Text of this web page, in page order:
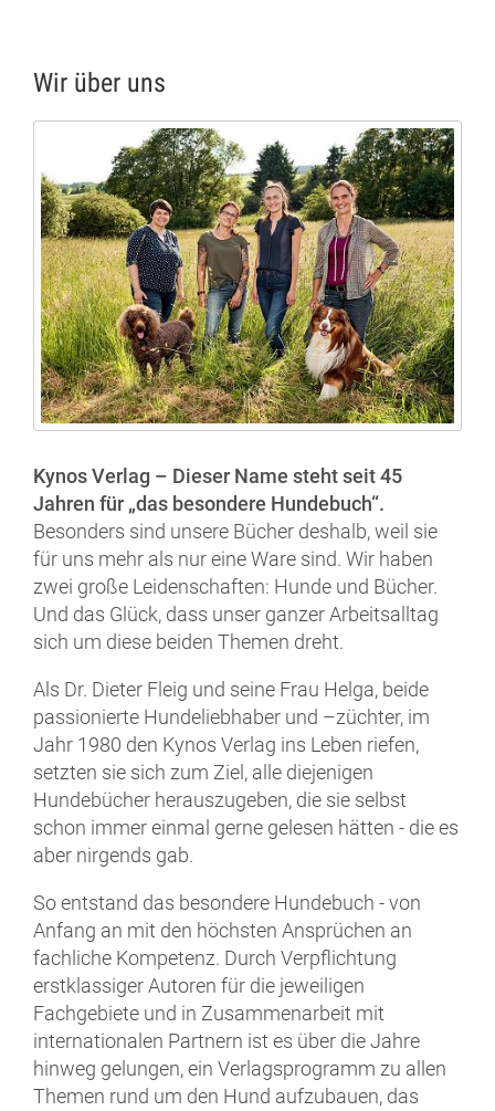
Wir über uns
Kynos Verlag – Dieser Name steht seit 45
Jahren für „das besondere Hundebuch“.
Besonders sind unsere Bücher deshalb, weil sie
für uns mehr als nur eine Ware sind. Wir haben
zwei große Leidenschaften: Hunde und Bücher.
Und das Glück, dass unser ganzer Arbeitsalltag
sich um diese beiden Themen dreht.
Als Dr. Dieter Fleig und seine Frau Helga, beide
passionierte Hundeliebhaber und –züchter, im
Jahr 1980 den Kynos Verlag ins Leben riefen,
setzten sie sich zum Ziel, alle diejenigen
Hundebücher herauszugeben, die sie selbst
schon immer einmal gerne gelesen hätten - die es
aber nirgends gab.
So entstand das besondere Hundebuch - von
Anfang an mit den höchsten Ansprüchen an
fachliche Kompetenz. Durch Verpflichtung
erstklassiger Autoren für die jeweiligen
Fachgebiete und in Zusammenarbeit mit
internationalen Partnern ist es über die Jahre
hinweg gelungen, ein Verlagsprogramm zu allen
Themen rund um den Hund aufzubauen, das